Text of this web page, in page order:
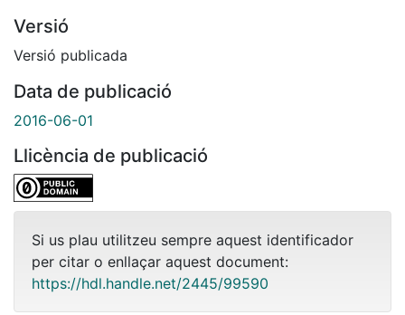
Versió
Versió publicada
Data de publicació
2016-06-01
Llicència de publicació
Si us plau utilitzeu sempre aquest identificador
per citar o enllaçar aquest document:
https://hdl.handle.net/2445/99590